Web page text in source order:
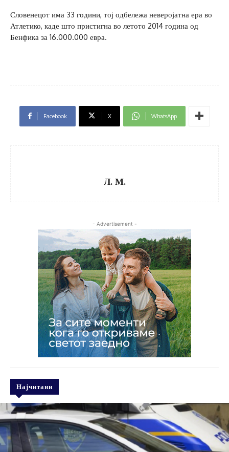
Словенецот има 33 години, тој одбележа неверојатна ера во
Атлетико, каде што пристигна во летото 2014 година од
Бенфика за 16.000.000 евра.
Facebook X WhatsApp
Л. М.
- Advertisement -
Најчитани